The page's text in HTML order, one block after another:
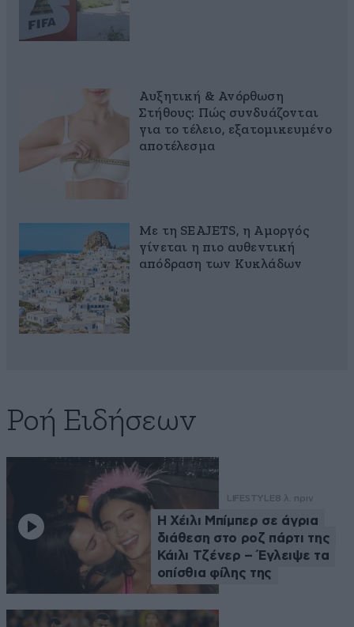
Αυξητική & Ανόρθωση
Στήθους: Πώς συνδυάζονται
για το τέλειο, εξατομικευμένο
αποτέλεσμα
Με τη SEAJETS, η Αμοργός
γίνεται η πιο αυθεντική
απόδραση των Κυκλάδων
Ροή Ειδήσεων
LIFESTYLE8 λ. πριν
Η Χέιλι Μπίμπερ σε άγρια
διάθεση στο ροζ πάρτι της
Κάιλι Τζένερ – Έγλειψε τα
οπίσθια φίλης της